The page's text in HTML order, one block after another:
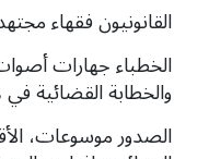
القانونيون فقهاء
الخطباء جهارات
والخطابة القضائية في
الصدور موسوعات،